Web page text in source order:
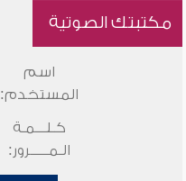
مكتبتك الصوتية
اسم
المستخدم:
كـلـــمـة
الـمـــــرور: